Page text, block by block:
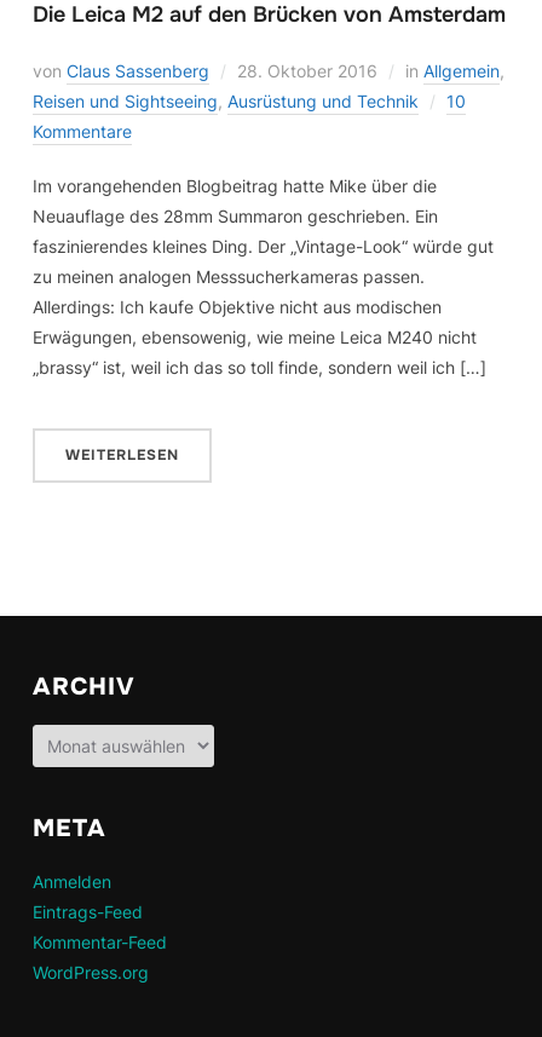
Die Leica M2 auf den Brücken von Amsterdam
von Claus Sassenberg 28. Oktober 2016 in Allgemein,
Reisen und Sightseeing, Ausrüstung und Technik
10
Kommentare
Im vorangehenden Blogbeitrag hatte Mike über die
Neuauflage des 28mm Summaron geschrieben. Ein
faszinierendes kleines Ding. Der „Vintage-Look“ würde gut
zu meinen analogen Messsucherkameras passen.
Allerdings: Ich kaufe Objektive nicht aus modischen
Erwägungen, ebensowenig, wie meine Leica M240 nicht
„brassy“ ist, weil ich das so toll finde, sondern weil ich […]
WEITERLESEN
ARCHIV
Archiv
META
Anmelden
Eintrags-Feed
Kommentar-Feed
WordPress.org